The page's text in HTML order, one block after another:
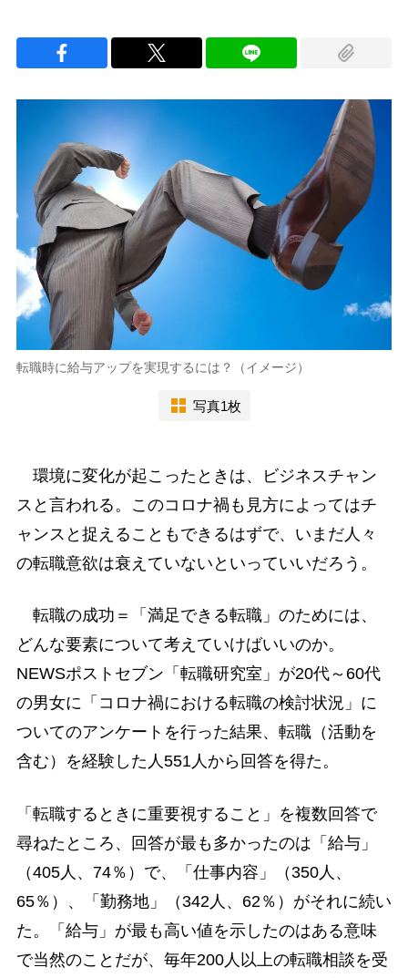
転職時に給与アップを実現するには？（イメージ）
写真1枚
環境に変化が起こったときは、ビジネスチャン
スと言われる。このコロナ禍も見方によってはチ
ャンスと捉えることもできるはずで、いまだ人々
の転職意欲は衰えていないといっていいだろう。
転職の成功＝「満足できる転職」のためには、
どんな要素について考えていけばいいのか。
NEWSポストセブン「転職研究室」が20代～60代
の男女に「コロナ禍における転職の検討状況」に
ついてのアンケートを行った結果、転職（活動を
含む）を経験した人551人から回答を得た。
「転職するときに重要視すること」を複数回答で
尋ねたところ、回答が最も多かったのは「給与」
（405人、74％）で、「仕事内容」（350人、
65％）、「勤務地」（342人、62％）がそれに続い
た。「給与」が最も高い値を示したのはある意味
で当然のことだが、毎年200人以上の転職相談を受